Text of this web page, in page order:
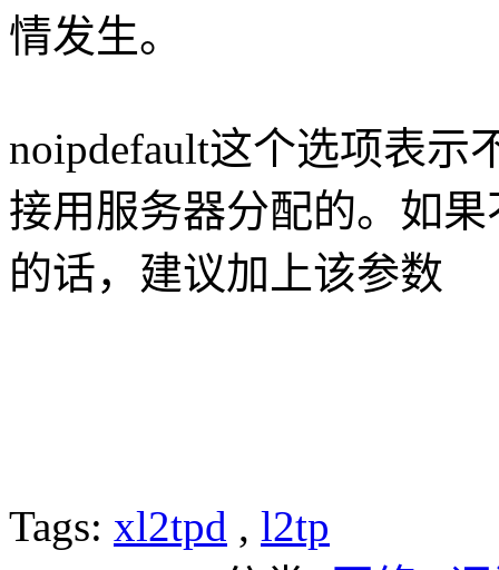
情发生。
noipdefault这个选项表示
接用服务器分配的。如
的话，建议加上该参数
Tags: xl2tpd , l2tp